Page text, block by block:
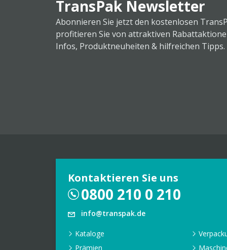
TransPak Newsletter
Abonnieren Sie jetzt den kostenlosen
profitieren Sie von attraktiven
Infos, Produktneuheiten & hilfreichen Tipps.
Kontaktieren Sie uns
0800 210 0 210
info@transpak.de
Kataloge
Prämien